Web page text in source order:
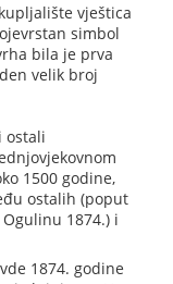
vještica
simbol
bila je prva
velik broj
ostali
1500 godine,
ostalih (poput
1874.) i
1874. godine